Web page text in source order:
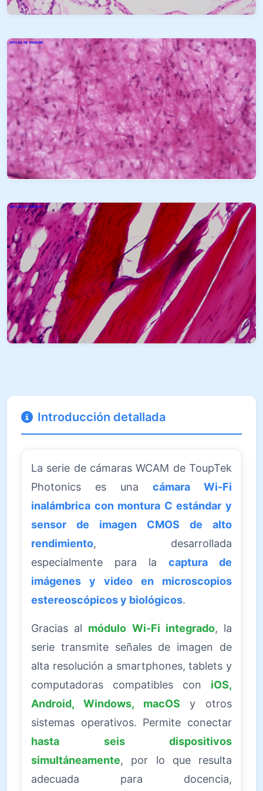
Introducción detallada
La serie de cámaras WCAM de ToupTek
Photonics es una cámara Wi-Fi
inalámbrica con montura C estándar y
sensor de imagen CMOS de alto
rendimiento, desarrollada
especialmente para la captura de
imágenes y video en microscopios
estereoscópicos y biológicos.
Gracias al módulo Wi-Fi integrado, la
serie transmite señales de imagen de
alta resolución a smartphones, tablets y
computadoras compatibles con iOS,
Android, Windows, macOS y otros
sistemas operativos. Permite conectar
hasta seis dispositivos
simultáneamente, por lo que resulta
adecuada para docencia,